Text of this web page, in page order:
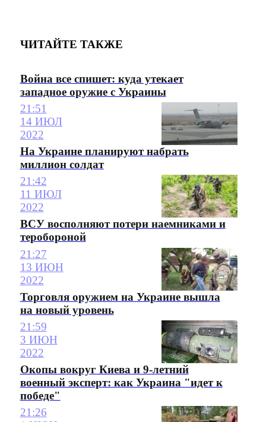
ЧИТАЙТЕ ТАКЖЕ
Война все спишет: куда утекает
западное оружие с Украины
21:51
14 ИЮЛ
2022
На Украине планируют набрать
миллион солдат
21:42
11 ИЮЛ
2022
ВСУ восполняют потери наемниками и
теробороной
21:27
13 ИЮН
2022
Торговля оружием на Украине вышла
на новый уровень
21:59
3 ИЮН
2022
Окопы вокруг Киева и 9-летний
военный эксперт: как Украина "идет к
победе"
21:26